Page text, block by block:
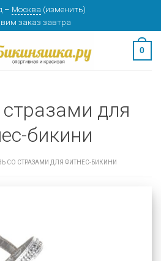
– Москва (изменить)
заказ завтра
0
для
бикини
СО СТРАЗАМИ ДЛЯ ФИТНЕС-БИКИНИ